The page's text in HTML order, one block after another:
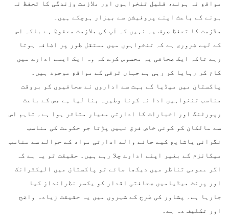
مواقع نہ ہونے، قلیل تنخواہوں اور ملازمت وزندگی کا تحفظ نہ
ہونے کے باعث اپنے پروفیشن سے بیزار ہوچکے ہیں۔
ملازمت کا تحفظ صرف یہ نہیں کہ آپ کی ملازمت محفوظ ہے بلکہ اس
کے لیے ضروری ہے کہ تنخواہوں میں مستقل طور پر اضافہ ہوتا
رہے تاکہ ایک صحافی یہ محسوس کرے کہ وہ ایک ایسے ادارے میں
کام کر رہایا کر رہی ہے جہاں ترقی کے مواقع موجود ہیں۔
پاکستان میں میڈیا کے بہت سے اداروں نے صحافیوں کو بروقت
مناسب تنخواہیں ادا نہ کرنا وطیرہ بنا لیا ہے جس کے باعث
رپورٹنگ اور اخبارات کا ادارتی معیار متاثر ہوا ہے۔ تاہم اس
سے مالکان کو کوئی خاص فرق نہیں پڑتا جو حکومت کی مناسب
نگرانی یاشایع کیے جانے والے ادارتی مواد کے حوالے سے مناسب
میکانزم کے بغیر اپنے ادارے چلا رہے ہیں۔ حقیقت تو یہ ہے کہ
اگر عمومی تناظر میں دیکھا جائے تو پاکستان میں الیکٹرانک
اور پرنٹ میڈیامیں صحافتی اقدار کو یکسر نظرانداز کیا
جارہا ہے۔ پشاور کی طرح کے شہروں میں یہ حقیقت زیادہ واضح
اور تکلیف دہ ہے۔